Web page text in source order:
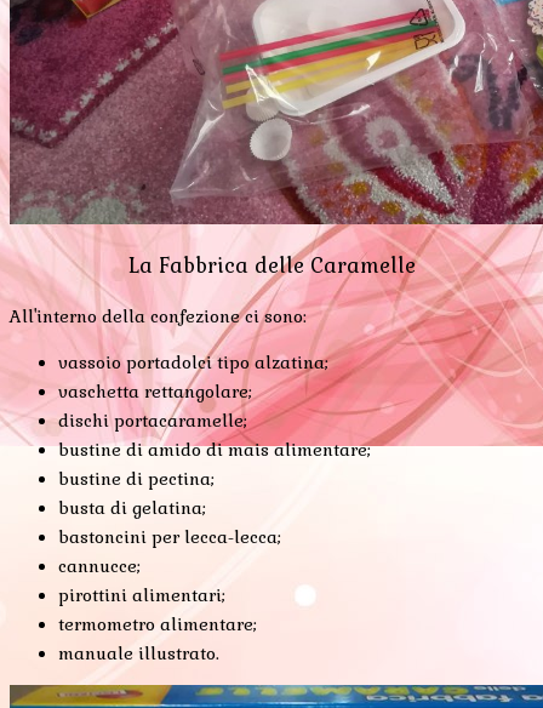
La Fabbrica delle Caramelle
All'interno della confezione ci sono:
vassoio portadolci tipo alzatina;
vaschetta rettangolare;
dischi portacaramelle;
bustine di amido di mais alimentare;
bustine di pectina;
busta di gelatina;
bastoncini per lecca-lecca;
cannucce;
pirottini alimentari;
termometro alimentare;
manuale illustrato.